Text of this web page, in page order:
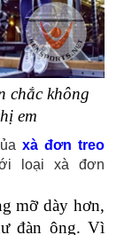
chắc không
em
xà đơn treo
loại xà đơn
mỡ dày hơn,
đàn ông. Vì